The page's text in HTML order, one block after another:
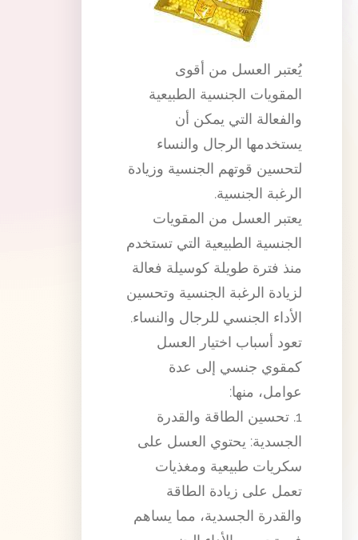
يُعتبر العسل من أقوى
المقويات الجنسية الطبيعية
والفعالة التي يمكن أن
يستخدمها الرجال والنساء
لتحسين قوتهم الجنسية وزيادة
الرغبة الجنسية.
يعتبر العسل من المقويات
الجنسية الطبيعية التي تستخدم
منذ فترة طويلة كوسيلة فعالة
لزيادة الرغبة الجنسية وتحسين
الأداء الجنسي للرجال والنساء.
تعود أسباب اختيار العسل
كمقوي جنسي إلى عدة
عوامل، منها:
1. تحسين الطاقة والقدرة
الجسدية: يحتوي العسل على
سكريات طبيعية ومغذيات
تعمل على زيادة الطاقة
والقدرة الجسدية، مما يساهم